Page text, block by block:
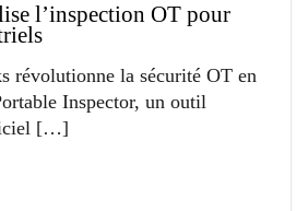
l’inspection OT pour
révolutionne la sécurité OT en
Inspector, un outil